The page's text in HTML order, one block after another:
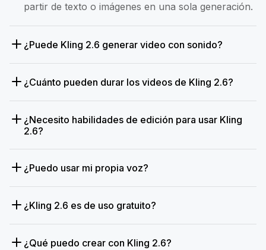
partir de texto o imágenes en una sola generación.
¿Puede Kling 2.6 generar video con sonido?
¿Cuánto pueden durar los videos de Kling 2.6?
¿Necesito habilidades de edición para usar Kling
2.6?
¿Puedo usar mi propia voz?
¿Kling 2.6 es de uso gratuito?
¿Qué puedo crear con Kling 2.6?